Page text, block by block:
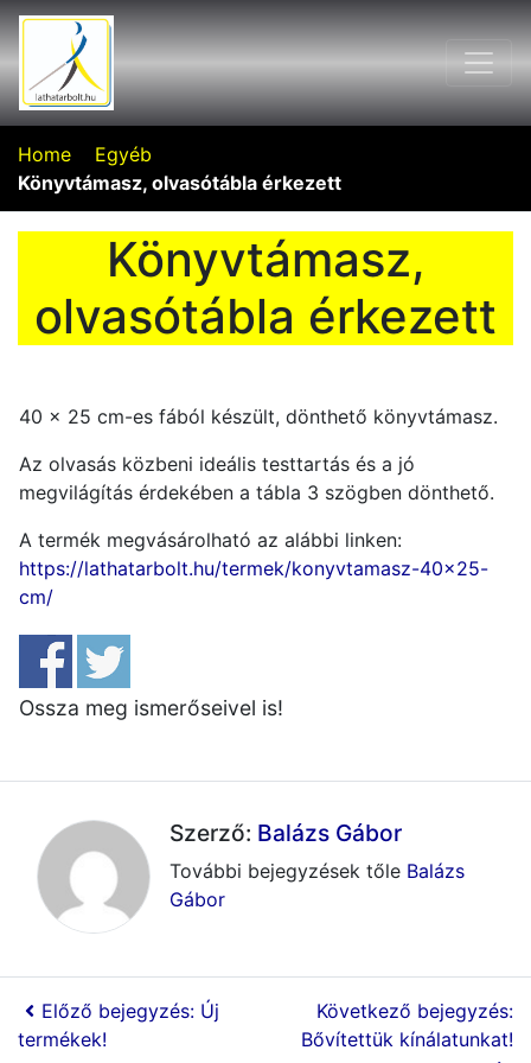
Home
Egyéb
Könyvtámasz, olvasótábla érkezett
Könyvtámasz,
olvasótábla érkezett
40 x 25 cm-es fából készült, dönthető könyvtámasz.
Az olvasás közbeni ideális testtartás és a jó
megvilágítás érdekében a tábla 3 szögben dönthető.
A termék megvásárolható az alábbi linken:
https://lathatarbolt.hu/termek/konyvtamasz-40×25-
cm/
Ossza meg ismerőseivel is!
Szerző: Balázs Gábor
További bejegyzések tőle Balázs
Gábor
Előző bejegyzés: Új
termékek!
Következő bejegyzés:
Bővítettük kínálatunkat!